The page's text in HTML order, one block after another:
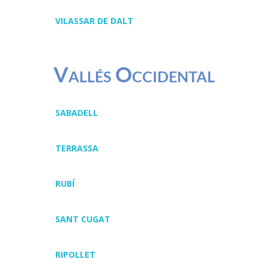
VILASSAR DE DALT
Vallés Occidental
SABADELL
TERRASSA
RUBÍ
SANT CUGAT
RIPOLLET